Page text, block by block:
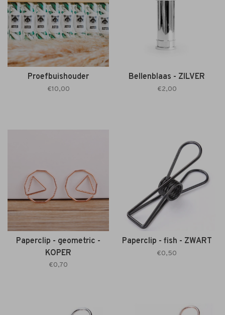
Proefbuishouder
€10,00
Bellenblaas - ZILVER
€2,00
Paperclip - geometric -
KOPER
€0,70
Paperclip - fish - ZWART
€0,50